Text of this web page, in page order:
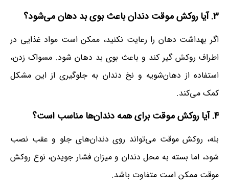
۳. آیا روکش موقت دندان باعث بوی بد دهان می‌شود؟
اگر بهداشت دهان را رعایت نکنید، ممکن است مواد غذایی در
اطراف روکش گیر کند و باعث بوی بد دهان شود. مسواک زدن،
استفاده از دهان‌شویه و نخ دندان به جلوگیری از این مشکل
کمک می‌کند.
۴. آیا روکش موقت برای همه دندان‌ها مناسب است؟
بله، روکش موقت می‌تواند روی دندان‌های جلو و عقب نصب
شود، اما بسته به محل دندان و میزان فشار جویدن، نوع روکش
موقت ممکن است متفاوت باشد.